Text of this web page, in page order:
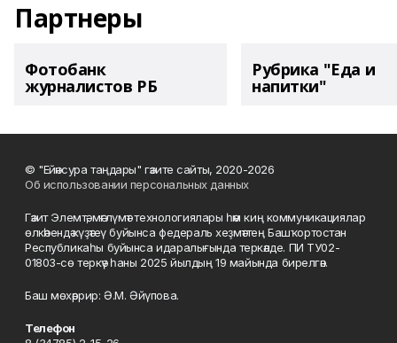
Партнеры
Фотобанк
журналистов РБ
Рубрика "Еда и
напитки"
© "Ейәнсура таңдары" гәзите сайты, 2020-2026
Об использовании персональных данных
Гәзит Элемтә, мәғлүмәт технологиялары һәм киң коммуникациялар
өлкәһендә күҙәтеү буйынса федераль хеҙмәттең Башҡортостан
Республикаһы буйынса идаралығында теркәлде. ПИ ТУ02-
01803-сө теркәү һаны 2025 йылдың 19 майында бирелгән.
Баш мөхәррир: Ә.М. Әйүпова.
Телефон